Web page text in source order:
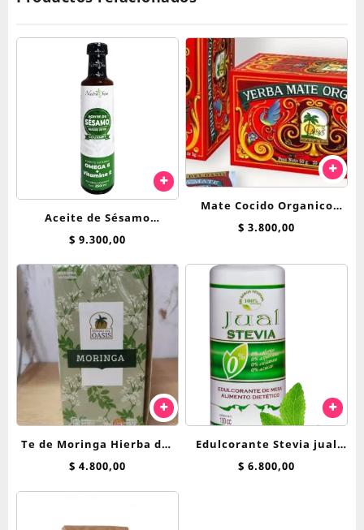
Aceite de Sésamo
Premium Tostado
$ 9.300,00
Mate Cocido Organico
Hierbas Del Oasis x 25 saq
$ 3.800,00
Te de Moringa Hierba del
Oasis saquitos
$ 4.800,00
Edulcorante Stevia jual
250cc liquida
$ 6.800,00